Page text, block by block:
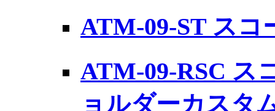
ATM-09-ST スコ
ATM-09-RSC ス
ョルダーカスタ